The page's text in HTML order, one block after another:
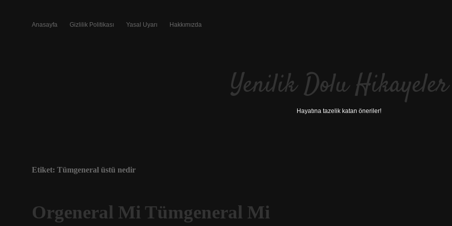
Anasayfa Gizlilik Politikası Yasal Uyarı Hakkımızda
Yenilik Dolu Hikayeler
Hayatına tazelik katan öneriler!
Etiket: Tümgeneral üstü nedir
Orgeneral Mi Tümgeneral Mi